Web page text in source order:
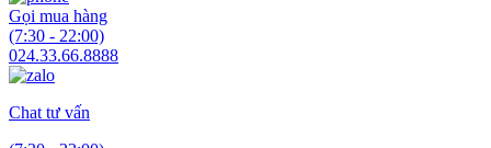
Gọi mua hàng
(7:30 - 22:00)
024.33.66.8888
Chat tư vấn